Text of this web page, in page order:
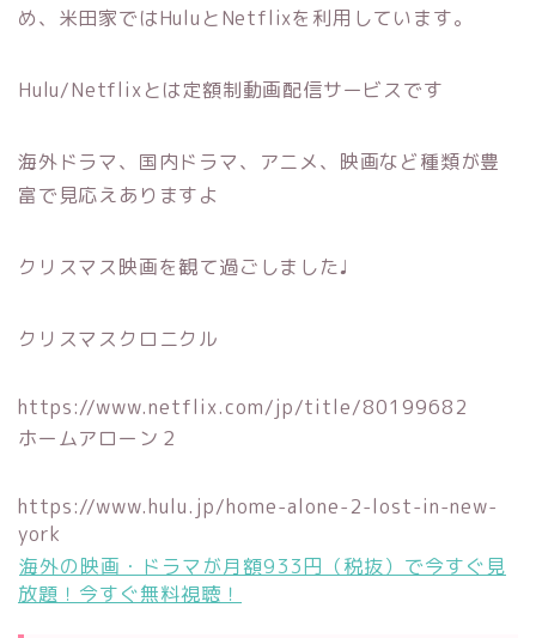
め、米田家ではHuluとNetflixを利用しています。
Hulu/Netflixとは定額制動画配信サービスです
海外ドラマ、国内ドラマ、アニメ、映画など種類が豊
富で見応えありますよ
クリスマス映画を観て過ごしました♩
クリスマスクロニクル
https://www.netflix.com/jp/title/80199682
ホームアローン２
https://www.hulu.jp/home-alone-2-lost-in-new-
york
海外の映画・ドラマが月額933円（税抜）で今すぐ見
放題！今すぐ無料視聴！